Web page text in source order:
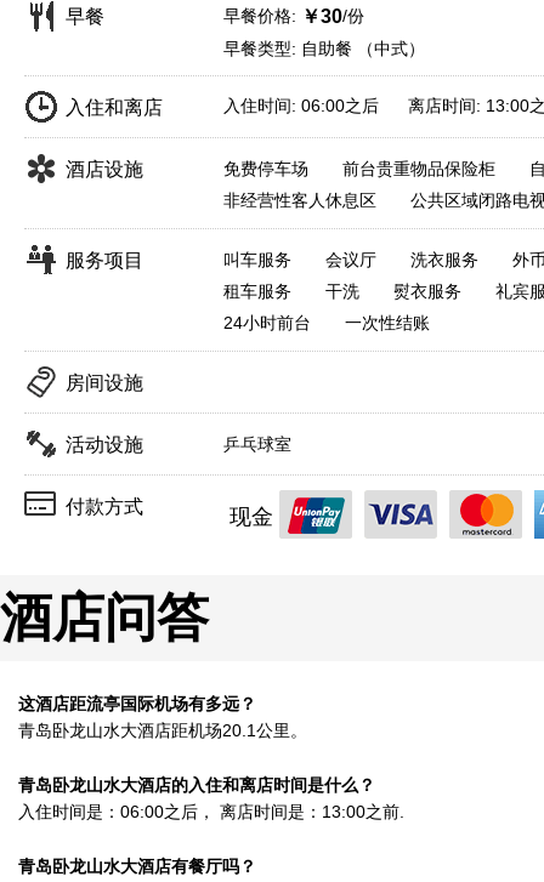
早餐 早餐价格: ￥30/份
早餐类型: 自助餐 （中式）
入住和离店 入住时间: 06:00之后 离店时间: 13:00
酒店设施 免费停车场 前台贵重物品保险柜
非经营性客人休息区
公共区域闭路电
服务项目 叫车服务 会议厅 洗衣服务
外
租车服务
干洗 熨衣服务
礼宾
24小时前台
一次性结账
房间设施
活动设施 乒乓球室
付款方式 现金
酒店问答
这酒店距流亭国际机场有多远？
青岛卧龙山水大酒店距机场20.1公里。
青岛卧龙山水大酒店的入住和离店时间是什么？
入住时间是：06:00之后， 离店时间是：13:00之前.
青岛卧龙山水大酒店有餐厅吗？